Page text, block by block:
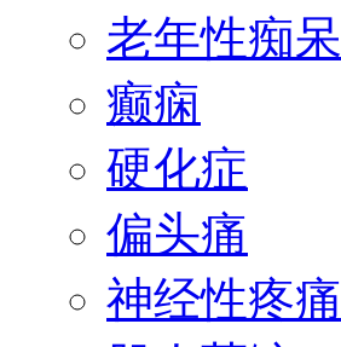
老年性痴呆
癫痫
硬化症
偏头痛
神经性疼痛